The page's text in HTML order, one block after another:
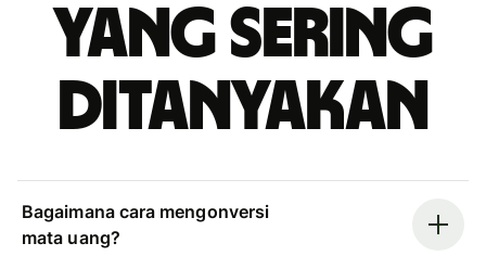
yang sering
ditanyakan
Bagaimana cara mengonversi
mata uang?